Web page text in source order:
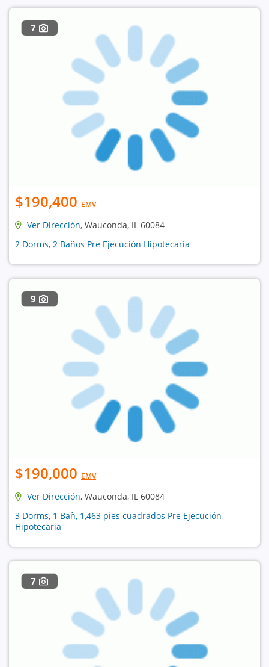
7
$190,400 EMV
Ver Dirección, Wauconda, IL 60084
2 Dorms, 2 Baños Pre Ejecución Hipotecaria
9
$190,000 EMV
Ver Dirección, Wauconda, IL 60084
3 Dorms, 1 Bañ, 1,463 pies cuadrados Pre Ejecución
Hipotecaria
7